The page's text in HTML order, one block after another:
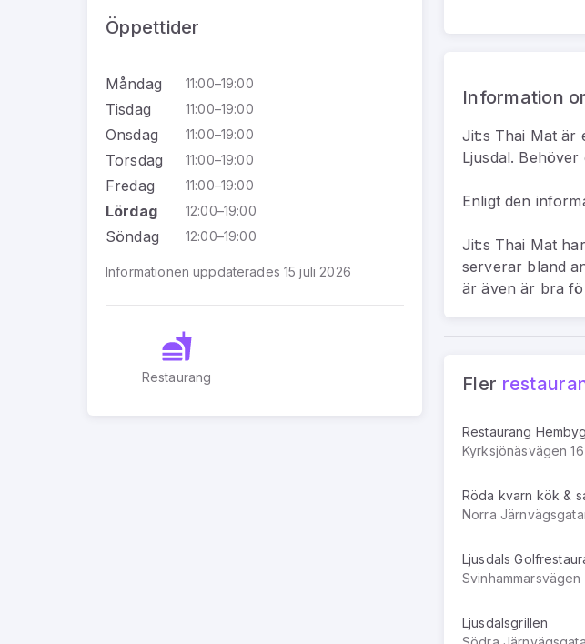
Öppettider
Måndag 11:00–19:00
Tisdag 11:00–19:00
Onsdag 11:00–19:00
Torsdag 11:00–19:00
Fredag 11:00–19:00
Lördag 12:00–19:00
Söndag 12:00–19:00
Informationen uppdaterades 15 juli 2026
Restaurang
Information
Jit:s Thai Mat är
Ljusdal. Behöver
Enligt den
Jit:s Thai Mat
serverar bland
är även är bra
Fler
Restaurang
Kyrksjönäsvägen
Röda kvarn kök &
Norra
Ljusdals
Ljusdalsgrillen